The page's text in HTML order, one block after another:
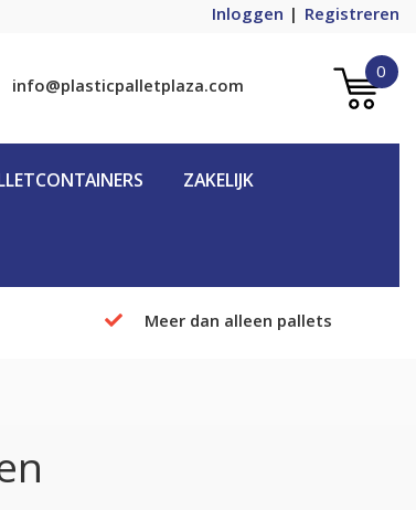
Inloggen Registreren
0
info@plasticpalletplaza.com
ZAKELIJK
Meer dan alleen pallets